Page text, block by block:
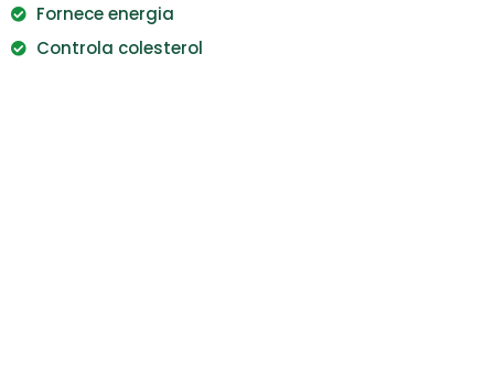
Fornece energia
Controla colesterol